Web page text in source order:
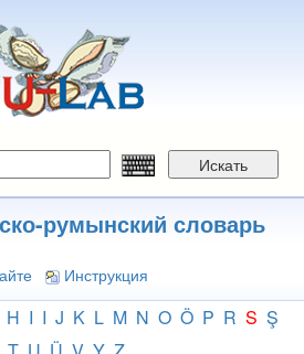
Искать
румынский словарь
Инструкция
H I I J K L M N O Ö P R S Ş